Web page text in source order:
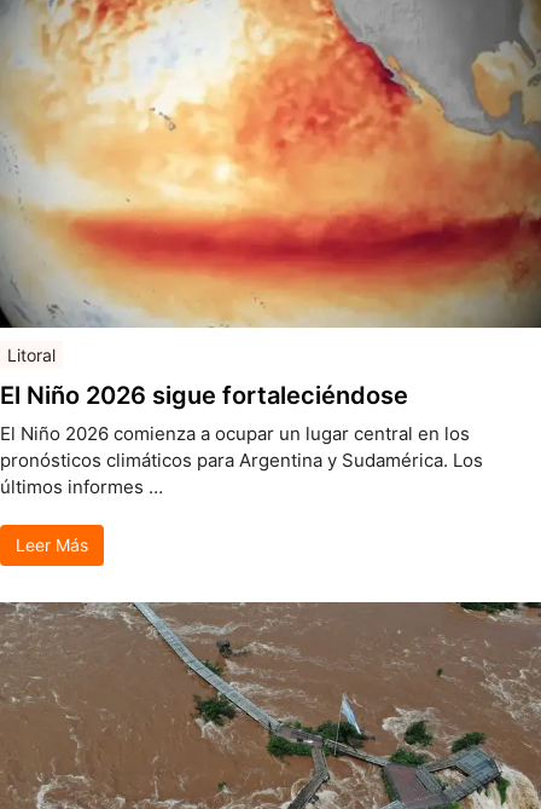
Litoral
El Niño 2026 sigue fortaleciéndose
El Niño 2026 comienza a ocupar un lugar central en los
pronósticos climáticos para Argentina y Sudamérica. Los
últimos informes …
Leer Más